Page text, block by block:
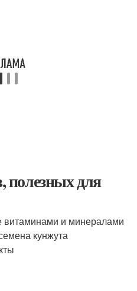
полезных для
витаминами и минералами
кунжута